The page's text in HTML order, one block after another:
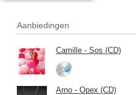
Aanbiedingen
Camille - Sos (CD)
Arno - Opex (CD)